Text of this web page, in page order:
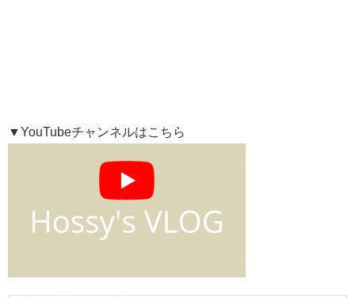
▼YouTubeチャンネルはこちら